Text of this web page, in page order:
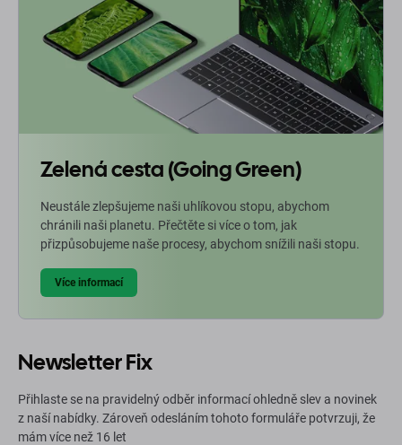
Zelená cesta (Going Green)
Neustále zlepšujeme naši uhlíkovou stopu, abychom
chránili naši planetu. Přečtěte si více o tom, jak
přizpůsobujeme naše procesy, abychom snížili naši stopu.
Více informací
Newsletter Fix
Přihlaste se na pravidelný odběr informací ohledně slev a novinek
z naší nabídky. Zároveň odesláním tohoto formuláře potvrzuji, že
mám více než 16 let